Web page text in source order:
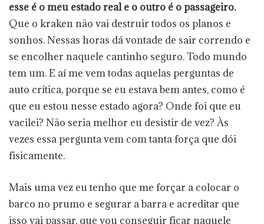
esse é o meu estado real e o outro é o passageiro.
Que o kraken não vai destruir todos os planos e
sonhos. Nessas horas dá vontade de sair correndo e
se encolher naquele cantinho seguro. Todo mundo
tem um. E aí me vem todas aquelas perguntas de
auto crítica, porque se eu estava bem antes, como é
que eu estou nesse estado agora? Onde foi que eu
vacilei? Não seria melhor eu desistir de vez? Às
vezes essa pergunta vem com tanta força que dói
fisicamente.
Mais uma vez eu tenho que me forçar a colocar o
barco no prumo e segurar a barra e acreditar que
isso vai passar, que vou conseguir ficar naquele